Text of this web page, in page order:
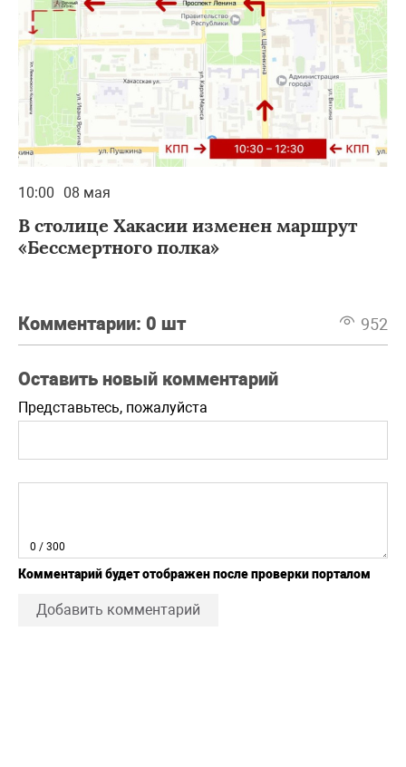
10:00 08 мая
В столице Хакасии изменен маршрут
«Бессмертного полка»
Комментарии: 0 шт 952
Оставить новый комментарий
Представьтесь, пожалуйста
0 / 300
Комментарий будет отображен после проверки порталом
Добавить комментарий